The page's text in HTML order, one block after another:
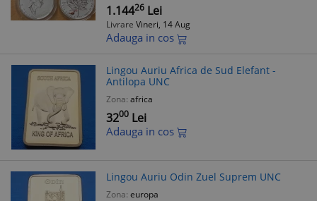
1.14426 Lei
Livrare Vineri, 14 Aug
Adauga in cos
Lingou Auriu Africa de Sud Elefant -
Antilopa UNC
Zona: africa
3200 Lei
Adauga in cos
Lingou Auriu Odin Zuel Suprem UNC
Zona: europa